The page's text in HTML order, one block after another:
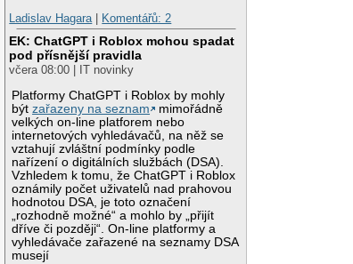
Ladislav Hagara
Komentářů: 2
EK: ChatGPT i Roblox mohou spadat
pod přísnější pravidla
včera 08:00 | IT novinky
Platformy ChatGPT i Roblox by mohly
býtzařazeny na seznam
mimořádně
velkých on-line platforem nebo
internetových vyhledávačů, na něž se
vztahují zvláštní podmínky podle
nařízení o digitálních službách (DSA).
Vzhledem k tomu, že ChatGPT i Roblox
oznámily počet uživatelů nad prahovou
hodnotou DSA, je toto označení
„rozhodně možné“ a mohlo by „přijít
dříve či později“. On-line platformy a
vyhledávače zařazené na seznamy DSA
musejí